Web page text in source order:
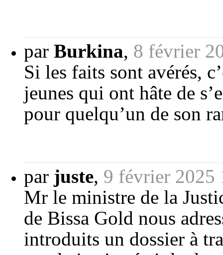
par Burkina, 8 février
Si les faits sont avérés,
jeunes qui ont hâte de
pour quelqu’un de son
par juste, 9 février 2025
Mr le ministre de la
de Bissa Gold nous
introduits un dossier à